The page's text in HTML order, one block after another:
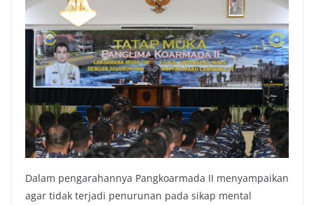
Dalam pengarahannya Pangkoarmada II menyampaikan
agar tidak terjadi penurunan pada sikap mental